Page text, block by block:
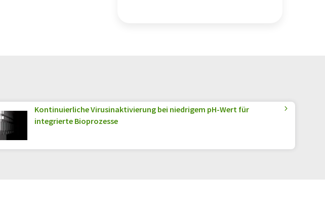
Kontinuierliche Virusinaktivierung bei niedrigem pH-Wert für
integrierte Bioprozesse